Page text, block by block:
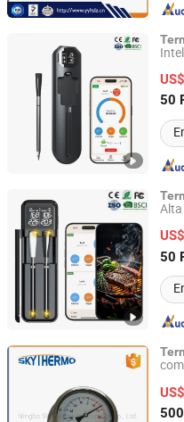
50
Shenzhen Goldgood
Guangdong, China
Alta
50
Shenzhen Goldgood
Guangdong, China
Ningbo Skythermo
Zhejiang, China